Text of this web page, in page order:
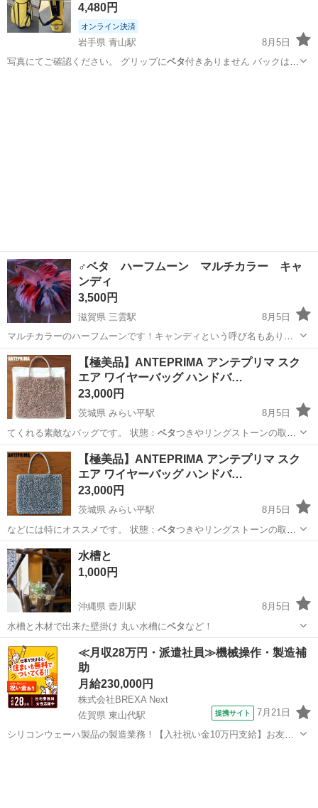
4,480円
オンライン決済
岩手県 青山駅
8月5日
写真にてご確認ください。 グリップにベタ付きありません バックは使
♂ベタ ハーフムーン マルチカラー キャ
ンディ
3,500円
滋賀県 三雲駅
8月5日
マルチカラーのハーフムーンです！キャンディという呼び名もありま
す。 この子めっちゃ可愛くてヒレが綺麗すぎ！ 出品いたします。
滋賀 湖南市 三雲駅
【極美品】ANTEPRIMA アンテプリマ スク
エア ワイヤーバッグ ハンドバ…
23,000円
茨城県 みらい平駅
8月5日
てくれる素敵なバッグです。 状態： ベタつきやリングストーンの取れ
もなく、全体…
茨城 つくばみらい市 アンテプリマ
【極美品】ANTEPRIMA アンテプリマ スク
エア ワイヤーバッグ ハンドバ…
23,000円
茨城県 みらい平駅
8月5日
などには特にオススメです。 状態： ベタつきやリングストーンの取れ
もなく、全体…
茨城 つくばみらい市
水槽と
1,000円
沖縄県 壺川駅
8月5日
水槽と木材で出来た壁掛け 丸い水槽にベタ など！
沖縄 那覇市 壺川駅 その他
≪月収28万円・派遣社員≫機械操作・製造補
助
月給230,000円
株式会社BREXA Next
佐賀県 東山代駅
提携サイト 7月21日
シリコンウェーハ製品の製造業務！【入社祝い金10万円支給】お友達